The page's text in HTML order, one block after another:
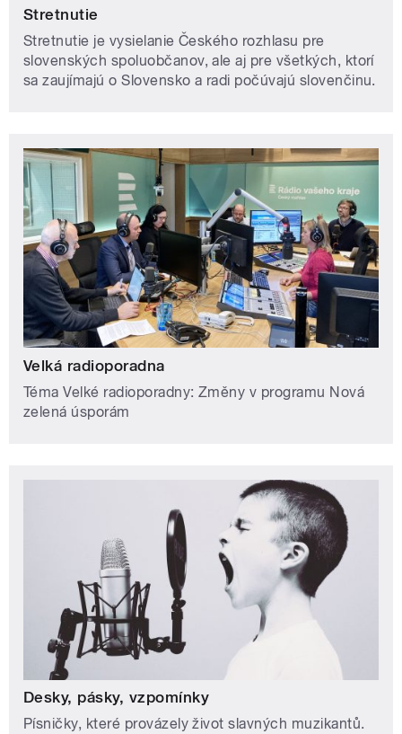
Stretnutie
Stretnutie je vysielanie Českého rozhlasu pre
slovenských spoluobčanov, ale aj pre všetkých, ktorí
sa zaujímajú o Slovensko a radi počúvajú slovenčinu.
Velká radioporadna
Téma Velké radioporadny: Změny v programu Nová
zelená úsporám
Desky, pásky, vzpomínky
Písničky, které provázely život slavných muzikantů.